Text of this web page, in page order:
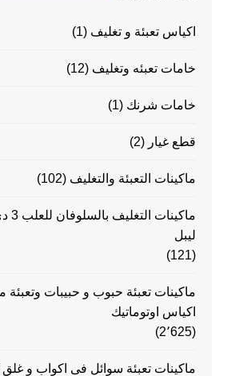
اكياس تعبئة و تغليف (1)
خامات تعبئه وتغليف (12)
خامات شرنك (1)
قطع غيار (2)
ماكينات التعبئة والتغليف (102)
ليبل
(121)
ماكينات تعبئة حبوب و حبيبات
اكياس اوتوماتيك
(2٬625)
ماكينات تعبئة سوائل فى اكواب و غلق